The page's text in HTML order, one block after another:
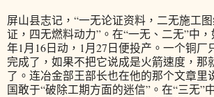
屏山县志记，“一无论证资料，二无施工
证，四无燃料动力”。在“一无、二无”中
年1月16日动，1月27日便投产。一个铜厂
完成了，如果不把它说成是火箭速度，那
了。连冶金部王部长也在他的那个文章里
国敢于“破除工期方面的迷信”。在“三无”